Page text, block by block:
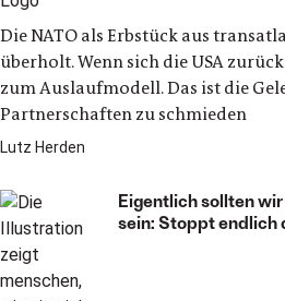
Die NATO als Erbstück aus
überholt. Wenn sich die USA
zum Auslaufmodell. Das ist die
Partnerschaften zu schmieden
Lutz Herden
Eigentlich sollten
sein: Stoppt endlich